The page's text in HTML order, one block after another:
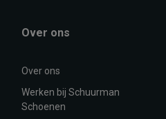
Over ons
Over ons
Werken bij Schuurman
Schoenen